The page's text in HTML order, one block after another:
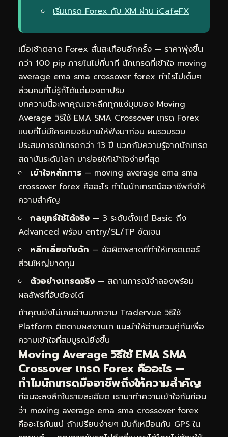
เริ่มเทรด Forex กับ XM ผ่าน iCafeFX
เมื่อเช้าตลาด Forex สั่นสะเทือนอีกครั้ง — ราคาพุ่งขึ้น
กว่า 100 pip ภายในไม่กี่นาที นักเทรดที่เข้าใจ moving
average ema sma crossover forex กำไรไปเต็มๆ
ส่วนคนที่ไม่รู้ก็ได้แต่มองตาปริบ
บทความนี้จะพาคุณเจาะลึกทุกแง่มุมของ Moving
Average วิธีใช้ EMA SMA Crossover เทรด Forex
แบบที่ไม่มีใครเคยอธิบายให้ฟังมาก่อน ผมรวบรวม
ประสบการณ์เทรดกว่า 13 ปี บวกกับความรู้จากนักเทรด
สถาบันระดับโลก มาย่อยให้เข้าใจง่ายที่สุด
เข้าใจหลักการ — moving average ema sma
crossover forex คืออะไร ทำไมนักเทรดมืออาชีพถึงให้
ความสำคัญ
กลยุทธ์ใช้ได้จริง — 3 ระดับตั้งแต่ Basic ถึง
Advanced พร้อม entry/SL/TP ชัดเจน
หลีกเลี่ยงกับดัก — ข้อผิดพลาดที่ทำให้เทรดเดอร์
ส่วนใหญ่ขาดทุน
ตัวอย่างเทรดจริง — สถานการณ์จำลองพร้อม
ผลลัพธ์ที่จับต้องได้
ถ้าคุณยังไม่เคยอ่านบทความ Tradervue วิธีใช้
Platform ติดตามผลงานเท แนะนำให้อ่านควบคู่กันเพื่อ
ความเข้าใจที่สมบูรณ์ยิ่งขึ้น
Moving Average วิธีใช้ EMA SMA
Crossover เทรด Forex คืออะไร —
ทำไมนักเทรดมืออาชีพถึงให้ความสำคัญ
ก่อนจะลงลึกในรายละเอียด เรามาทำความเข้าใจกันก่อน
ว่า moving average ema sma crossover forex
คืออะไรกันแน่ ถ้าเปรียบง่ายๆ มันก็เหมือนกับ GPS ใน